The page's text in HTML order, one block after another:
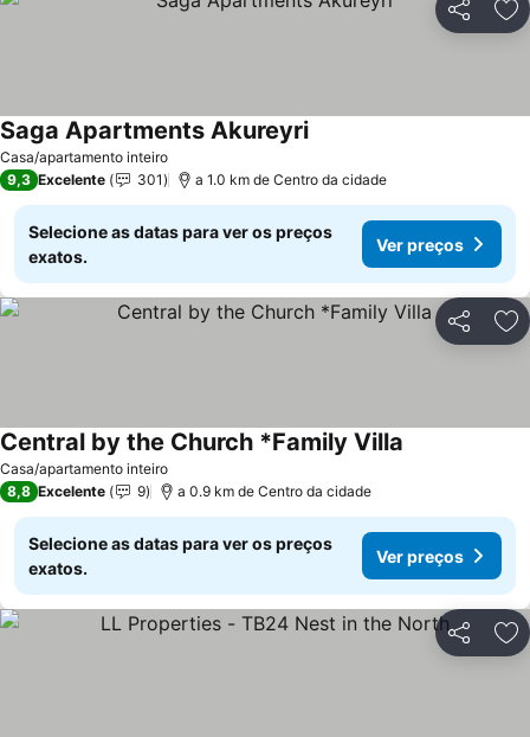
Partilhar
Casa/apartamento inteiro
Saga Apartments Akureyri
9,3 Excelente 301 a 1.0 km de Centro da cidade
Selecione as datas para ver os preços
exatos.
Ver preços
Partilhar
Casa/apartamento inteiro
Central by the Church *Family Villa
8,8 Excelente 9 a 0.9 km de Centro da cidade
Selecione as datas para ver os preços
exatos.
Ver preços
Partilhar